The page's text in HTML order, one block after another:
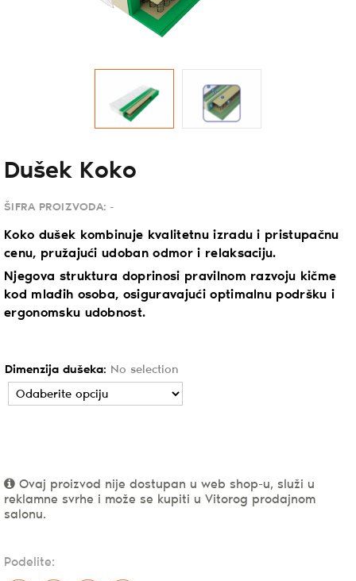
Dušek Koko
ŠIFRA PROIZVODA:-
Koko dušek kombinuje kvalitetnu izradu i pristupačnu
cenu, pružajući udoban odmor i relaksaciju.
Njegova struktura doprinosi pravilnom razvoju kičme
kod mlađih osoba, osiguravajući optimalnu podršku i
ergonomsku udobnost.
Dimenzija dušeka: No selection
Ovaj proizvod nije dostupan u web shop-u, služi u
reklamne svrhe i može se kupiti u Vitorog prodajnom
salonu.
Podelite: